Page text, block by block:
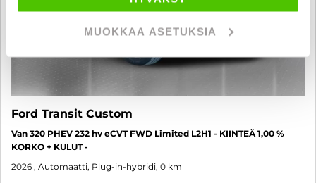
MUOKKAA ASETUKSIA
Ford Transit Custom
Van 320 PHEV 232 hv eCVT FWD Limited L2H1 - KIINTEÄ 1,00 %
KORKO + KULUT -
2026 , Automaatti, Plug-in-hybridi, 0 km